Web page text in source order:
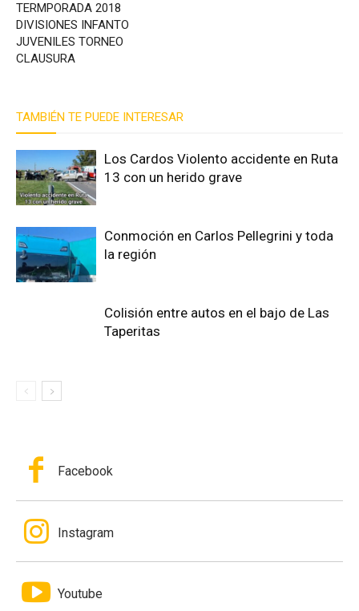
TERMPORADA 2018
DIVISIONES INFANTO
JUVENILES TORNEO
CLAUSURA
TAMBIÉN TE PUEDE INTERESAR
Los Cardos Violento accidente en Ruta
13 con un herido grave
Conmoción en Carlos Pellegrini y toda
la región
Colisión entre autos en el bajo de Las
Taperitas
Facebook
Instagram
Youtube